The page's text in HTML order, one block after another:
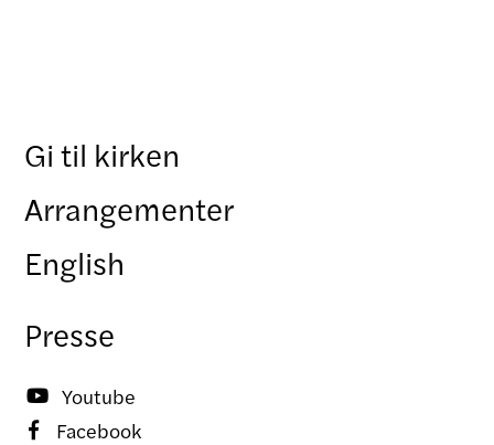
Gi til kirken
Arrangementer
English
Presse
 Youtube
 Facebook